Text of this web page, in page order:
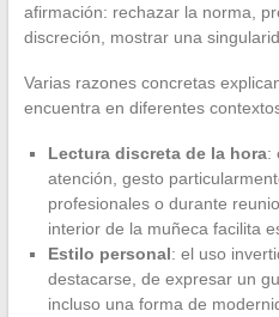
afirmación: rechazar la norma,
discreción, mostrar una
Varias razones concretas
encuentra en diferentes
Lectura discreta de la hora:
atención, gesto
profesionales o durante
interior de la muñeca facilita
Estilo personal: el uso
destacarse, de expresar un
incluso una forma de